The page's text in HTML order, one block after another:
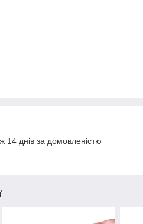
14 днів за домовленістю